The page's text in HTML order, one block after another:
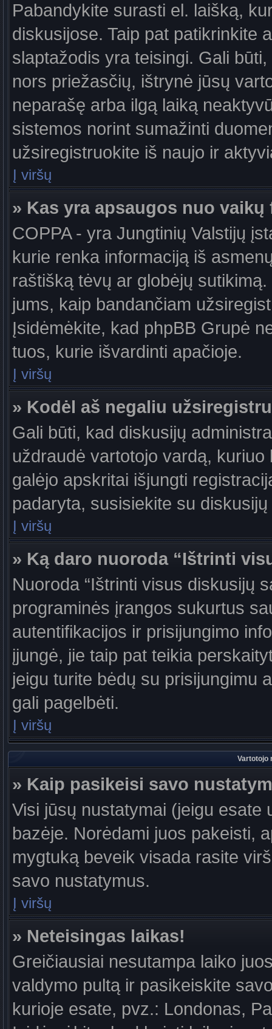
Pabandykite surasti el. laišką,
diskusijose. Taip pat patikrinkite
slaptažodis yra teisingi. Gali
nors priežasčių, ištrynė jūsų
neparašę arba ilgą laiką
sistemos norint sumažinti
užsiregistruokite iš naujo ir
Į viršų
» Kas yra apsaugos nuo vaikų
COPPA - yra Jungtinių Valstijų
kurie renka informaciją iš
raštišką tėvų ar globėjų
jums, kaip bandančiam
Įsidėmėkite, kad phpBB Grupė
tuos, kurie išvardinti apačioje.
Į viršų
» Kodėl aš negaliu
Gali būti, kad diskusijų
uždraudė vartotojo vardą,
galėjo apskritai išjungti
padaryta, susisiekite su
Į viršų
» Ką daro nuoroda “Ištrinti
Nuoroda “Ištrinti visus diskusijų
programinės įrangos sukurtus
autentifikacijos ir prisijungimo
įjungė, jie taip pat teikia
jeigu turite bėdų su prisijungimu
gali pagelbėti.
Į viršų
Vartotojo
» Kaip pasikeisi savo
Visi jūsų nustatymai (jeigu
bazėje. Norėdami juos pakeisti,
mygtuką beveik visada rasite
savo nustatymus.
Į viršų
» Neteisingas laikas!
Greičiausiai nesutampa laiko
valdymo pultą ir pasikeiskite
kurioje esate, pvz.: Londonas,